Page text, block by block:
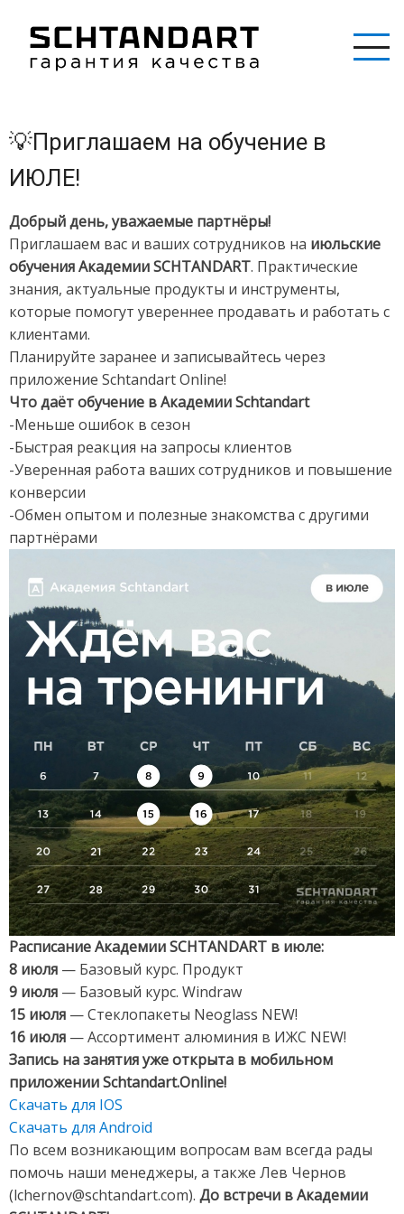
основному
💡Приглашаем на обучение в
ИЮЛЕ!
Добрый день, уважаемые партнёры!
Приглашаем вас и ваших сотрудников на июльские
обучения Академии SCHTANDART. Практические
знания, актуальные продукты и инструменты,
которые помогут увереннее продавать и работать с
клиентами.
Планируйте заранее и записывайтесь через
приложение Schtandart Online!
Что даёт обучение в Академии Schtandart
-Меньше ошибок в сезон
-Быстрая реакция на запросы клиентов
-Уверенная работа ваших сотрудников и повышение
конверсии
-Обмен опытом и полезные знакомства с другими
партнёрами
Расписание Академии SCHTANDART в июле:
8 июля — Базовый курс. Продукт
9 июля — Базовый курс. Windraw
15 июля — Стеклопакеты Neoglass NEW!
16 июля — Ассортимент алюминия в ИЖС NEW!
Запись на занятия уже открыта в мобильном
приложении Schtandart.Online!
Скачать для IOS
Скачать для Android
По всем возникающим вопросам вам всегда рады
помочь наши менеджеры, а также Лев Чернов
(lchernov@schtandart.com). До встречи в Академии